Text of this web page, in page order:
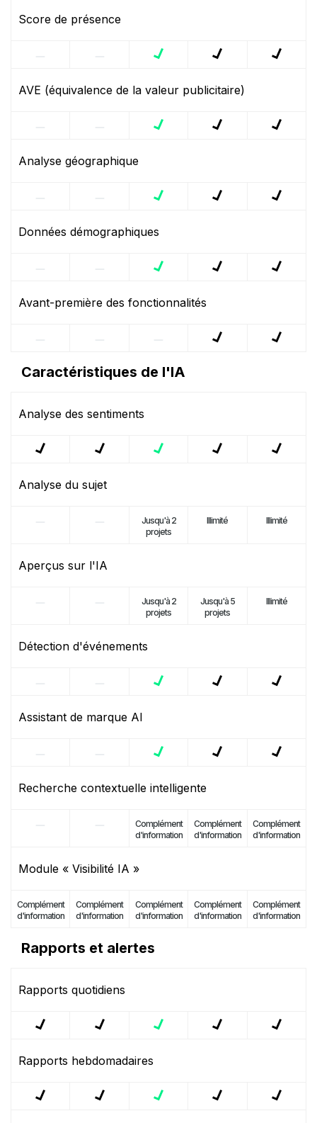
Score de présence
AVE (équivalence de la valeur publicitaire)
Analyse géographique
Données démographiques
Avant-première des fonctionnalités
Caractéristiques de l'IA
Analyse des sentiments
Analyse du sujet
Jusqu'à 2
projets
Illimité Illimité
Aperçus sur l'IA
Jusqu'à 2
projets
Jusqu'à 5
projets
Illimité
Détection d'événements
Assistant de marque AI
Recherche contextuelle intelligente
Complément
d'information
Complément
d'information
Complément
d'information
Module « Visibilité IA »
Complément
d'information
Complément
d'information
Complément
d'information
Complément
d'information
Complément
d'information
Rapports et alertes
Rapports quotidiens
Rapports hebdomadaires